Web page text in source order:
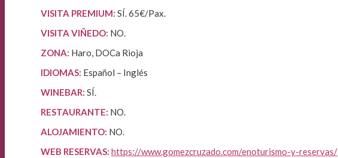
VISITA PREMIUM: SÍ. 65€/Pax.
VISITA VIÑEDO: NO.
ZONA: Haro, DOCa Rioja
IDIOMAS: Español – Inglés
WINEBAR: SÍ.
RESTAURANTE: NO.
ALOJAMIENTO: NO.
WEB RESERVAS: https://www.gomezcruzado.com/enoturismo-y-reservas/